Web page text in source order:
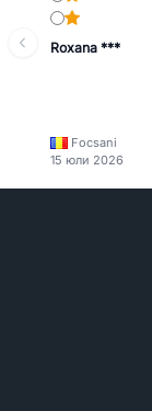
Roxana ***
Focsani
15 юли 2026